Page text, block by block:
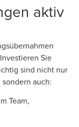
aktiv
Sie
sind nicht nur
auch:
Team,